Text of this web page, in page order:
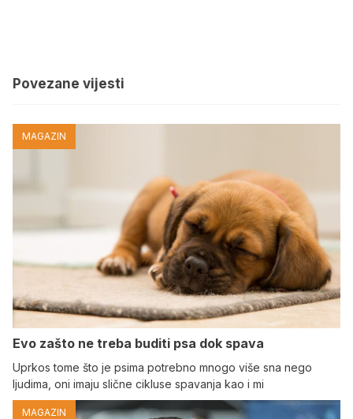
Povezane vijesti
MAGAZIN
Evo zašto ne treba buditi psa dok spava
Uprkos tome što je psima potrebno mnogo više sna nego
ljudima, oni imaju slične cikluse spavanja kao i mi
MAGAZIN